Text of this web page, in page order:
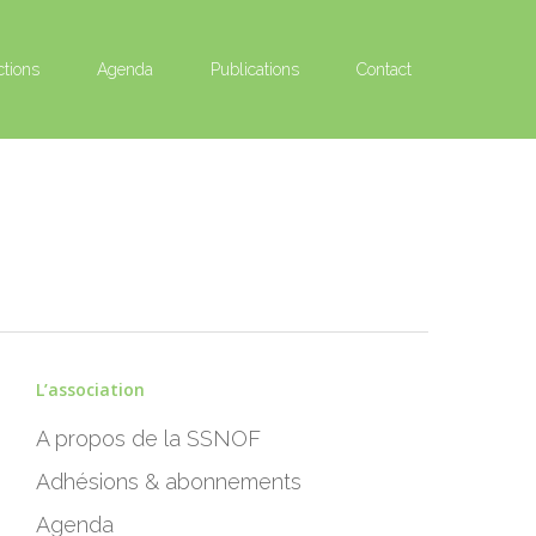
Agenda Publications Contact
L’association
A propos de la SSNOF
Adhésions & abonnements
Agenda